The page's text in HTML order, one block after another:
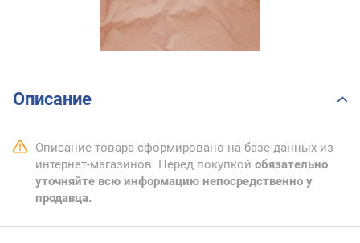
Описание
Описание товара сформировано на базе данных из
интернет-магазинов. Перед покупкой обязательно
уточняйте всю информацию непосредственно у
продавца.